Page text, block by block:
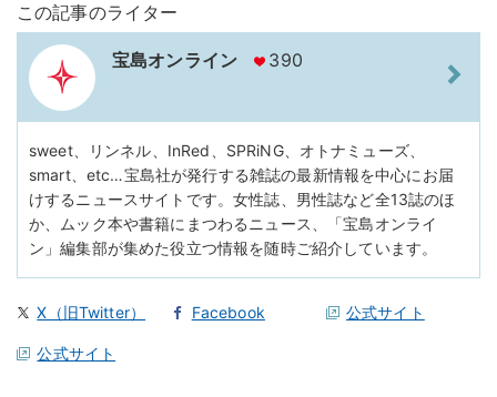
この記事のライター
宝島オンライン 390
sweet、リンネル、InRed、SPRiNG、オトナミューズ、
smart、etc…宝島社が発行する雑誌の最新情報を中心にお届
けするニュースサイトです。女性誌、男性誌など全13誌のほ
か、ムック本や書籍にまつわるニュース、「宝島オンライ
ン」編集部が集めた役立つ情報を随時ご紹介しています。
X（旧Twitter） Facebook 公式サイト
公式サイト